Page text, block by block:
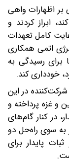
بر اظهارات واهی
ابراز کردند و
کامل تعهدات
اتمی همکاری
برای رسیدگی به
خودداری کند.
در این
غزه پرداخته و
در کنار گام‌های
سوی راه‌حل دو
پایدار برای